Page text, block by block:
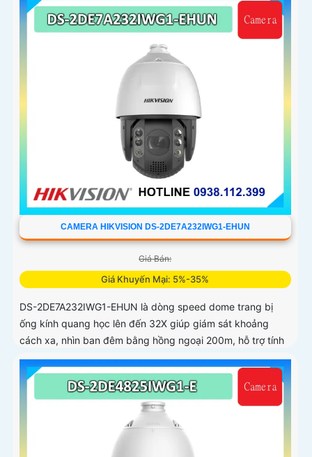
CAMERA HIKVISION DS-2DE7A232IWG1-EHUN
Giá Bán:
Giá Khuyến Mại: 5%-35%
DS-2DE7A232IWG1-EHUN là dòng speed dome trang bị
ống kính quang học lên đến 32X giúp giám sát khoảng
cách xa, nhìn ban đêm bằng hồng ngoại 200m, hỗ trợ tính
năng AcuSense nâng cao hiệu quả giám sát an ninh, có tốc
độ lấy nét cao nhờ công nghệ Self-learning